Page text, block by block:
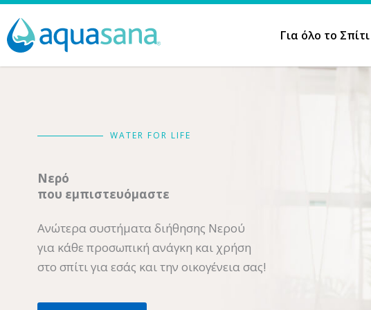
Μετάβαση
στο
περιεχόμενο
Για όλο το Σπίτι
WATER FOR LIFE
Νερό
που εμπιστευόμαστε
Ανώτερα συστήματα διήθησης Νερού
για κάθε προσωπική ανάγκη και χρήση
στο σπίτι για εσάς και την οικογένεια σας!